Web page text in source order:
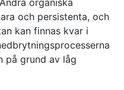
organiska
och persistenta, och
kan finnas kvar i
på grund av låg